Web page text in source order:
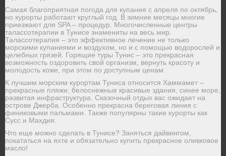
Самая благоприятная погода для купания с апреля по октябрь,
но курорты работают круглый год. В зимние месяцы многие
приезжают для SPA – процедур. Многочисленные центры
талассотерапии в Тунисе знамениты на весь мир.
Талассотерапия – это эффективное лечение не только
морскими купаниями и воздухом, но и с помощью водорослей и
целебных грязей. Горящие туры Тунис – это прекрасная
возможность оздоровить свой организм, вернуть красоту и
молодость коже, при этом по доступным ценам.
К лучшим морским курортам Туниса относится Хаммамет –
прекрасные пляжи, белоснежные красивые здания, синее море,
развитая инфраструктура. Сказочный отдых вас ожидает на
острове Джерба. Особенно прекрасна береговая линия с
финиковыми пальмами. Также популярны такие курорты как
Сусс и Махдия.
Что еще можно сделать в Тунисе? Заняться дайвингом,
покататься на яхте и обязательно купить прекрасное оливковое
масло!